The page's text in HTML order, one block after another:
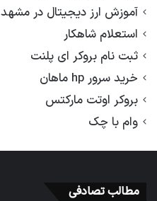
آموزش ارز دیجیتال در مشهد
استعلام شاهکار
ثبت نام بروکر ای پلنت
خرید سرور hp ماهان
بروکر اوتت مارکتس
وام با چک
مطالب تصادفی